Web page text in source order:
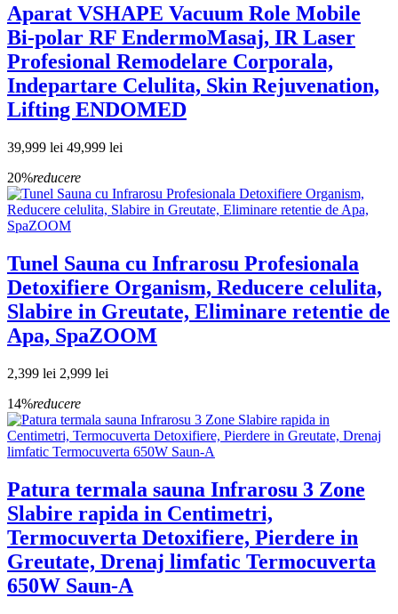
Aparat VSHAPE Vacuum Role Mobile
Bi-polar RF EndermoMasaj, IR Laser
Profesional Remodelare Corporala,
Indepartare Celulita, Skin Rejuvenation,
Lifting ENDOMED
39,999 lei 49,999 lei
20%reducere
Tunel Sauna cu Infrarosu Profesionala
Detoxifiere Organism, Reducere celulita,
Slabire in Greutate, Eliminare retentie de
Apa, SpaZOOM
2,399 lei 2,999 lei
14%reducere
Patura termala sauna Infrarosu 3 Zone
Slabire rapida in Centimetri,
Termocuverta Detoxifiere, Pierdere in
Greutate, Drenaj limfatic Termocuverta
650W Saun-A